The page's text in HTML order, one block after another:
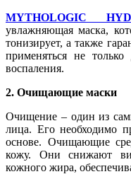
MYTHOLOGIC
увлажняющая маска,
тонизирует, а также
применяться не
воспаления.
2. Очищающие маски
Очищение – один из
лица. Его необходимо
основе. Очищающие
кожу. Они снижают
кожного жира,